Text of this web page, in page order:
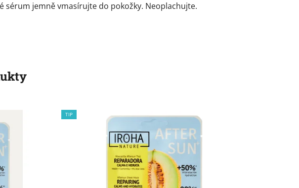
sérum jemně vmasírujte do pokožky. Neoplachujte.
TIP